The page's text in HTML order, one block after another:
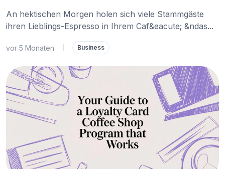
An hektischen Morgen holen sich viele Stammgäste
ihren Lieblings-Espresso in Ihrem Caf&eacute; &ndas...
vor 5 Monaten Business